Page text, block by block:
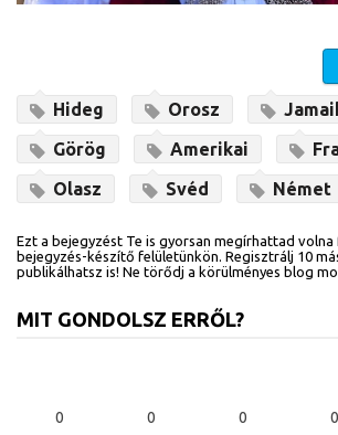
Hideg Orosz
Görög
Amerikai
Olasz
Svéd Német
Ezt a bejegyzést Te is gyorsan megírhattad
bejegyzés-készítő felületünkön. Regisztrálj 10
publikálhatsz is! Ne törődj a körülményes blog
MIT GONDOLSZ ERRŐL?
0 0 0 0